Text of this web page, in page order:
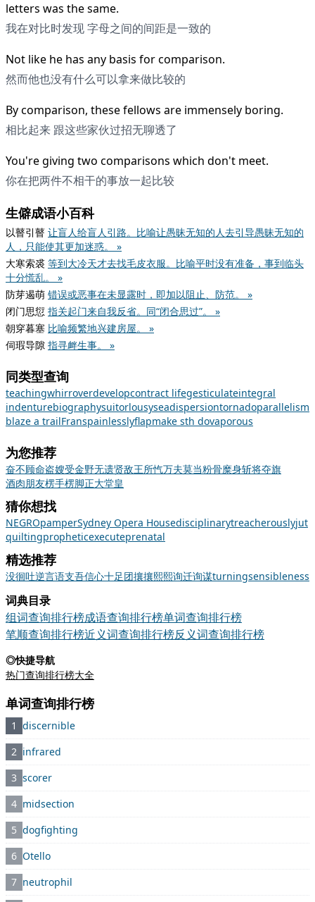
letters was the same.
我在对比时发现 字母之间的间距是一致的
Not like he has any basis for comparison.
然而他也没有什么可以拿来做比较的
By comparison, these fellows are immensely boring.
相比起来 跟这些家伙过招无聊透了
You're giving two comparisons which don't meet.
你在把两件不相干的事放一起比较
生僻成语小百科
以瞽引瞽 让盲人给盲人引路。比喻让愚昧无知的人去引导愚昧无知的
人，只能使其更加迷惑。 »
大寒索裘 等到大冷天才去找毛皮衣服。比喻平时没有准备，事到临头
十分慌乱。 »
防芽遏萌 错误或恶事在未显露时，即加以阻止、防范。 »
闭门思愆 指关起门来自我反省。同“闭合思过”。 »
朝穿暮塞 比喻频繁地兴建房屋。 »
伺瑕导隙 指寻衅生事。 »
同类型查询
teachingwhirroverdevelopcontract lifegesticulateintegral
indenturebiographysuitorlousyseadispersiontornadoparallelism
blaze a trailFranspainlesslyflapmake sth dovaporous
为您推荐
奋不顾命盗嫂受金野无遗贤敌王所忾万夫莫当粉骨糜身斩将夺旗
酒肉朋友楞手楞脚正大堂皇
猜你想找
NEGROpamperSydney Opera Housedisciplinarytreacherouslyjut
quiltingpropheticexecuteprenatal
精选推荐
没徊吐逆言语支吾信心十足团攘攘熙熙询迁询谋turningsensibleness
词典目录
组词查询排行榜成语查询排行榜单词查询排行榜
笔顺查询排行榜近义词查询排行榜反义词查询排行榜
◎快捷导航
热门查询排行榜大全
单词查询排行榜
1 discernible
2 infrared
3 scorer
4 midsection
5 dogfighting
6 Otello
7 neutrophil